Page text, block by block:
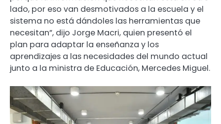
lado, por eso van desmotivados a la escuela y el
sistema no está dándoles las herramientas que
necesitan”, dijo Jorge Macri, quien presentó el
plan para adaptar la enseñanza y los
aprendizajes a las necesidades del mundo actual
junto a la ministra de Educación, Mercedes Miguel.